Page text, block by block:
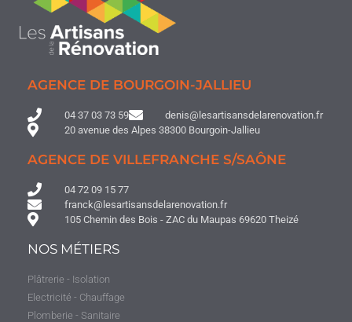
AGENCE DE BOURGOIN-JALLIEU
04 37 03 73 59
denis@lesartisansdelarenovation.fr
20 avenue des Alpes 38300 Bourgoin-Jallieu
AGENCE DE VILLEFRANCHE S/SAÔNE
04 72 09 15 77
franck@lesartisansdelarenovation.fr
105 Chemin des Bois - ZAC du Maupas 69620 Theizé
NOS MÉTIERS
Plâtrerie - Isolation
Electricité - Chauffage
Plomberie - Sanitaire